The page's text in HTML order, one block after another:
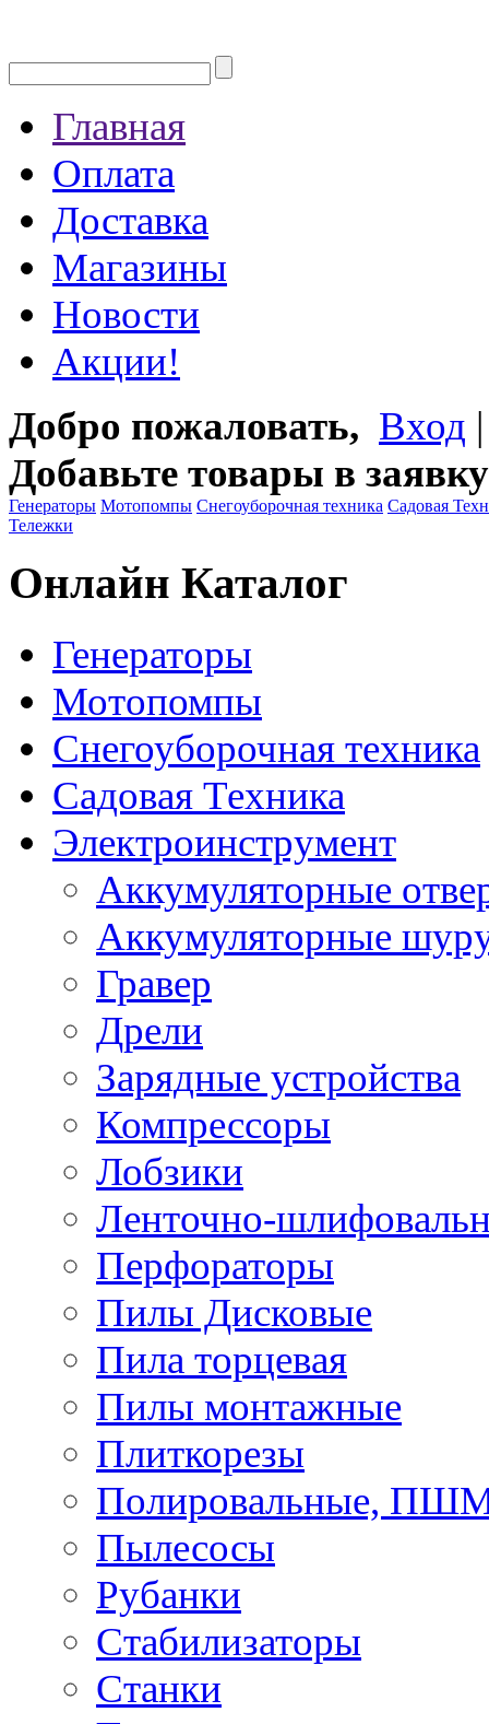
Главная
Оплата
Доставка
Магазины
Новости
Акции!
Добро пожаловать, Вход
Добавьте товары в заявку
Генераторы Мотопомпы Снегоуборочная техника Садовая
Тележки
Онлайн Каталог
Генераторы
Мотопомпы
Снегоуборочная техника
Садовая Техника
Электроинструмент
Аккумуляторные
Аккумуляторные
Гравер
Дрели
Зарядные устройства
Компрессоры
Лобзики
Ленточно-
Перфораторы
Пилы Дисковые
Пила торцевая
Пилы монтажные
Плиткорезы
Полировальные,
Пылесосы
Рубанки
Стабилизаторы
Станки